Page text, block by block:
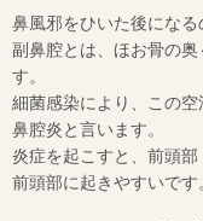
鼻風邪をひいた後になる
副鼻腔とは、ほお骨の
す。
細菌感染により、この
鼻腔炎と言います。
炎症を起こすと、前頭部
前頭部に起きやすいです